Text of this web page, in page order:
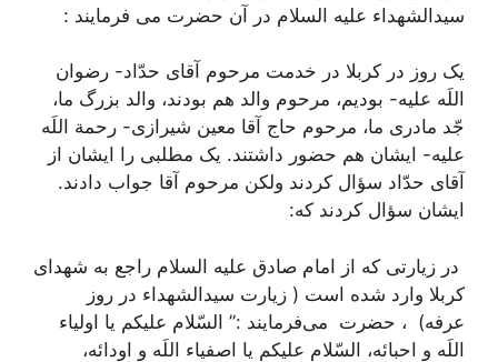
سیدالشهداء علیه السلام در آن حضرت می فرمایند :
یک روز در کربلا در خدمت مرحوم آقاى حدّاد- رضوان
اللَه علیه- بودیم، مرحوم والد هم بودند، والد بزرگ ما،
جّد مادرى ما، مرحوم حاج آقا معین شیرازى- رحمة اللَه
علیه- ایشان هم حضور داشتند. یک مطلبى را ایشان از
آقاى حدّاد سؤال کردند ولکن مرحوم آقا جواب دادند.
ایشان سؤال کردند که:
در زیارتی که از امام صادق علیه السلام راجع به شهداى
کربلا وارد شده است ( زیارت سیدالشهداء در روز
عرفه) ، حضرت می‌فرمایند :” السّلام علیکم یا اولیاء
اللَه و احبائه، السّلام علیکم یا اصفیاء اللَه و اودائه،